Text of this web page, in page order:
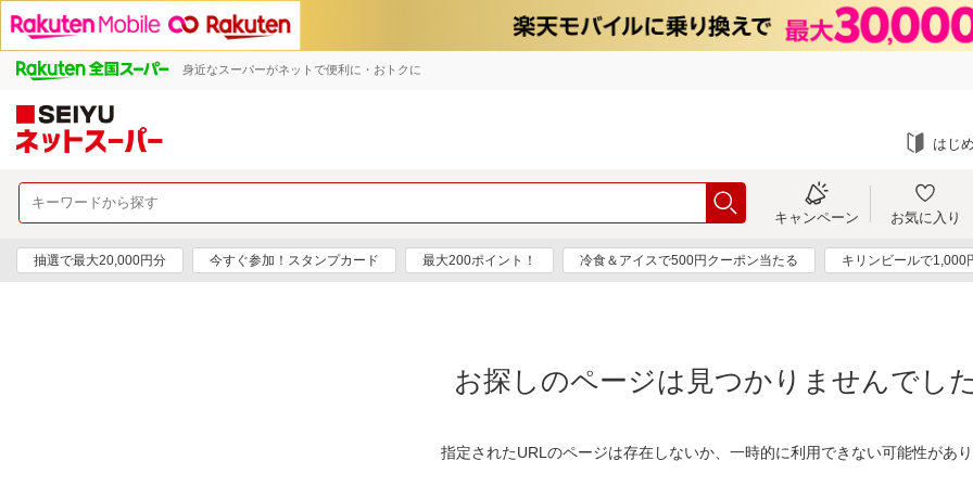
身近なスーパーがネットで便利に・おトクに
はじ
キャンペーン お気に入り
抽選で最大20,000円分 今すぐ参加！スタンプカード 最大200ポイント！ 冷食＆アイスで500円クーポン当たる キリンビールで1,000
お探しのページは見つかりませんでし
指定されたURLのページは存在しないか、一時的に利用できない可能性があ